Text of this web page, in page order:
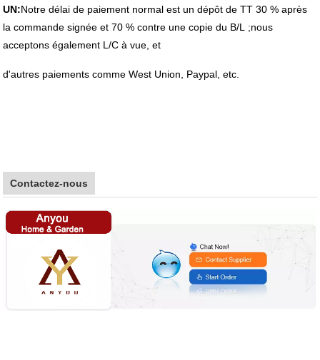
UN:Notre délai de paiement normal est un dépôt de TT 30 % après
la commande signée et 70 % contre une copie du B/L ;nous
acceptons également L/C à vue, et
d'autres paiements comme West Union, Paypal, etc.
Contactez-nous